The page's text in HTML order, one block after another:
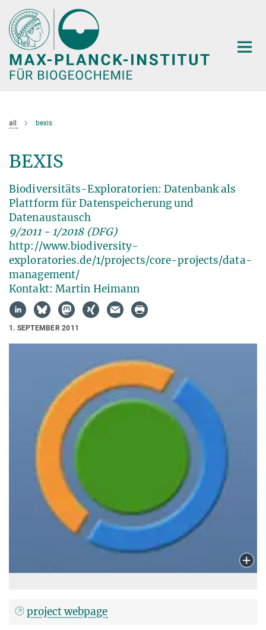
Hauptinhalt
all bexis
BEXIS
Biodiversitäts-Exploratorien: Datenbank als
Plattform für Datenspeicherung und
Datenaustausch
9/2011 - 1/2018 (DFG)
http://www.biodiversity-
exploratories.de/1/projects/core-projects/data-
management/
Kontakt: Martin Heimann
1. SEPTEMBER 2011
project webpage